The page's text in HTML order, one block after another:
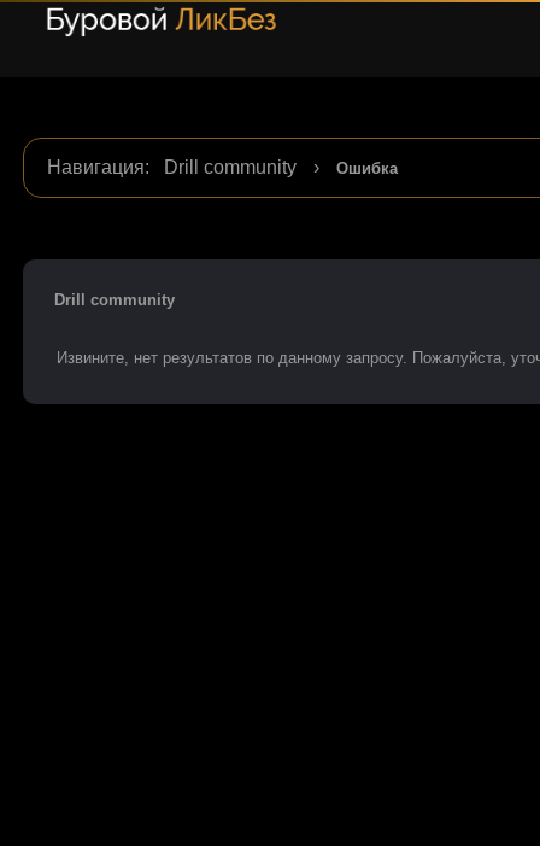
Навигация: Drill community › Ошибка
Drill community
Извините, нет результатов по данному запросу. Пожалуйста,